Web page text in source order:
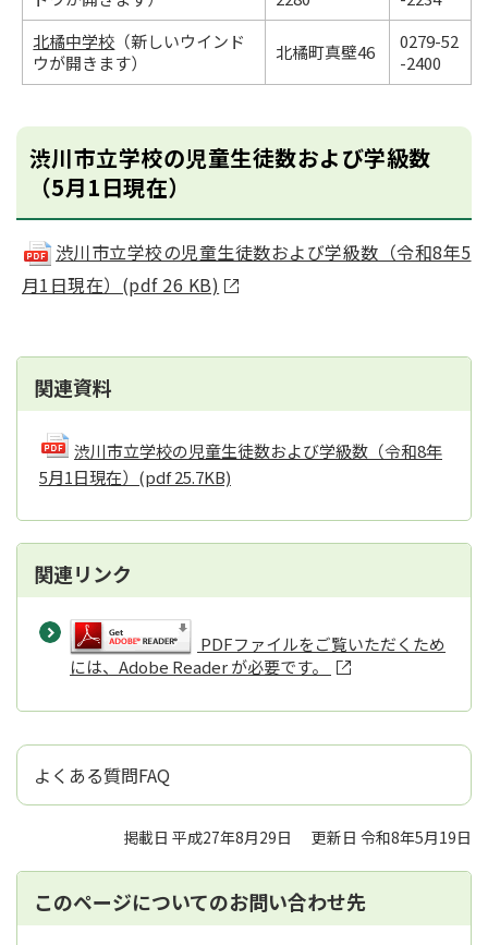
北橘中学校 （新しいウインド
ウが開きます）
北橘町真壁46
0279-52
-2400
渋川市立学校の児童生徒数および学級数
（5月1日現在）
渋川市立学校の児童生徒数および学級数（令和8年5
月1日現在）(pdf 26 KB)
関連資料
渋川市立学校の児童生徒数および学級数（令和8年
5月1日現在） (pdf 25.7KB)
関連リンク
PDFファイルをご覧いただくため
には、Adobe Reader が必要です。
よくある質問FAQ
掲載日 平成27年8月29日 更新日 令和8年5月19日
このページについてのお問い合わせ先